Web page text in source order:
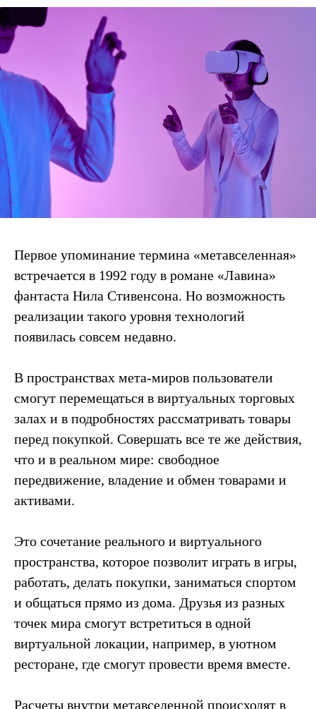
Первое упоминание термина «метавселенная»
встречается в 1992 году в романе «Лавина»
фантаста Нила Стивенсона. Но возможность
реализации такого уровня технологий
появилась совсем недавно.
В пространствах мета-миров пользователи
смогут перемещаться в виртуальных торговых
залах и в подробностях рассматривать товары
перед покупкой. Совершать все те же действия,
что и в реальном мире: свободное
передвижение, владение и обмен товарами и
активами.
Это сочетание реального и виртуального
пространства, которое позволит играть в игры,
работать, делать покупки, заниматься спортом
и общаться прямо из дома. Друзья из разных
точек мира смогут встретиться в одной
виртуальной локации, например, в уютном
ресторане, где смогут провести время вместе.
Расчеты внутри метавселенной происходят в